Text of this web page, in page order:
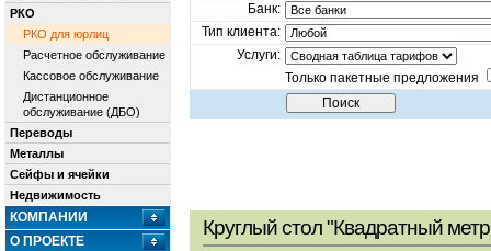
РКО
РКО для юрлиц
Расчетное обслуживание
Кассовое обслуживание
Дистанционное
обслуживание (ДБО)
Переводы
Металлы
Сейфы и ячейки
Недвижимость
КОМПАНИИ
О ПРОЕКТЕ
Банк:
Тип клиента:
Услуги:
Только пакетные предложения
Круглый стол "Квадратный